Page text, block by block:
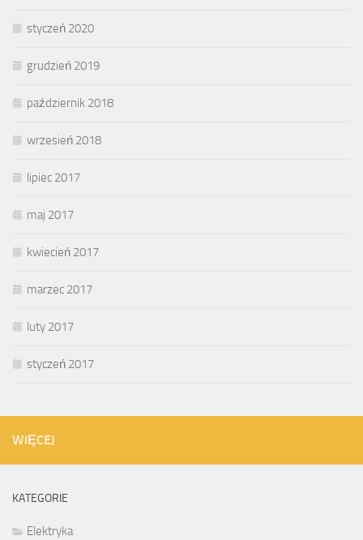
styczeń 2020
grudzień 2019
październik 2018
wrzesień 2018
lipiec 2017
maj 2017
kwiecień 2017
marzec 2017
luty 2017
styczeń 2017
WIĘCEJ
KATEGORIE
Elektryka